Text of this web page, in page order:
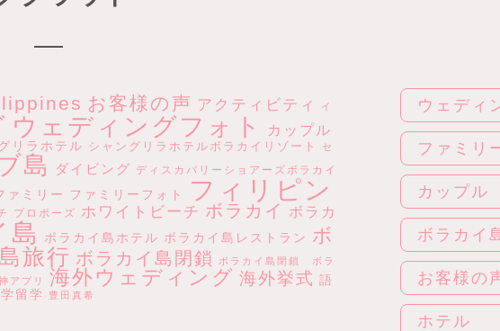
ウェディ
ファミリ
カップル
ボラカイ
お客様の
ホテル
お客様の声 アクティビティ イ
ウェディングフォト カップル
リラホテル シャングリラホテルボラカイリゾート セ
島 ダイビング ディスカバリーショアーズボラカイ
ァミリー ファミリーフォト フィリピン
プロポーズ ホワイトビーチ ボラカイ
ボラカ
島 ボラカイ島ホテル ボラカイ島レストラン ボ
旅行 ボラカイ島閉鎖
ボラカイ島閉鎖 ボラ
アプリ 海外ウェディング 海外挙式 語
学留学
豊田真希